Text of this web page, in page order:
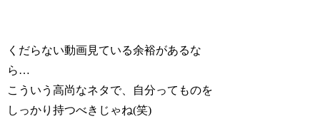
くだらない動画見ている余裕があるな
ら…
こういう高尚なネタで、自分ってものを
しっかり持つべきじゃね(笑)